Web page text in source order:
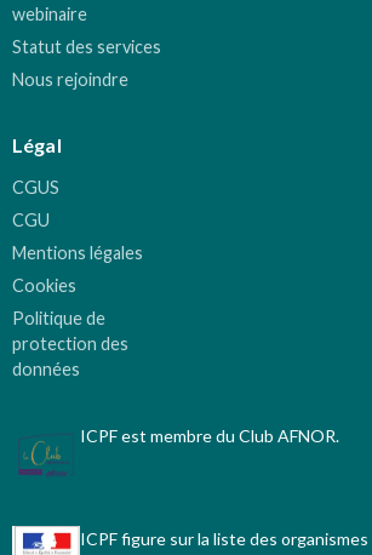
webinaire
Statut des services
Nous rejoindre
Légal
CGUS
CGU
Mentions légales
Cookies
Politique de
protection des
données
ICPF est membre du Club AFNOR.
ICPF figure sur la liste des